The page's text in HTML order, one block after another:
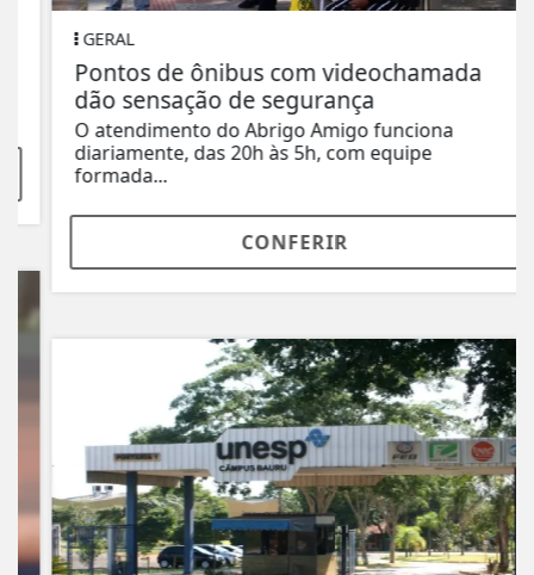
GERAL
Pontos de ônibus com videochamada
dão sensação de segurança
O atendimento do Abrigo Amigo funciona
diariamente, das 20h às 5h, com equipe
formada...
CONFERIR